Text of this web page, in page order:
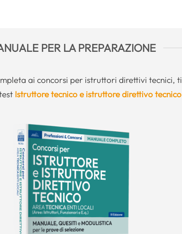
PER LA PREPARAZIONE
ai concorsi per istruttori direttivi tecnici,
Istruttore tecnico e istruttore direttivo